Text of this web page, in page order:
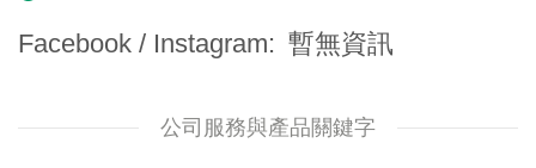
Facebook / Instagram
暫無資訊
公司服務與產品關鍵字